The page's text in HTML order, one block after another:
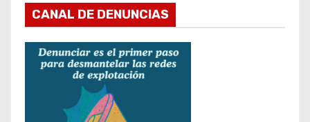
CANAL DE DENUNCIAS